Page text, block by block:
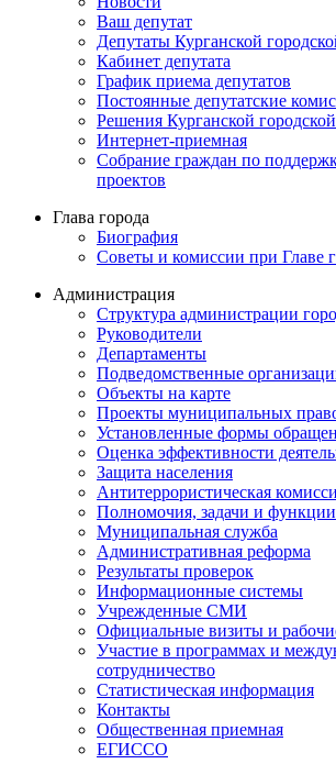
Ваш депутат
Депутаты Курганской
Кабинет депутата
График приема депутатов
Постоянные депутатские
Решения Курганской
Интернет-приемная
Собрание граждан по
проектов
Глава города
Биография
Советы и комиссии при Главе
Администрация
Структура администрации
Руководители
Департаменты
Подведомственные
Объекты на карте
Проекты муниципальных
Установленные формы
Оценка эффективности
Защита населения
Антитеррористическая
Полномочия, задачи и функции
Муниципальная служба
Административная реформа
Результаты проверок
Информационные системы
Учрежденные СМИ
Официальные визиты и
Участие в программах и
сотрудничество
Статистическая информация
Контакты
Общественная приемная
ЕГИССО